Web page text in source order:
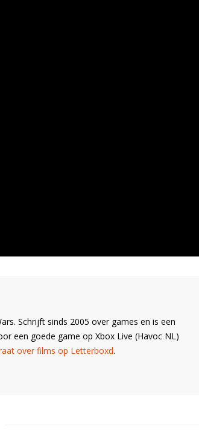
Schrijft sinds 2005 over games en is een
een goede game op Xbox Live (Havoc NL)
over films op Letterboxd.